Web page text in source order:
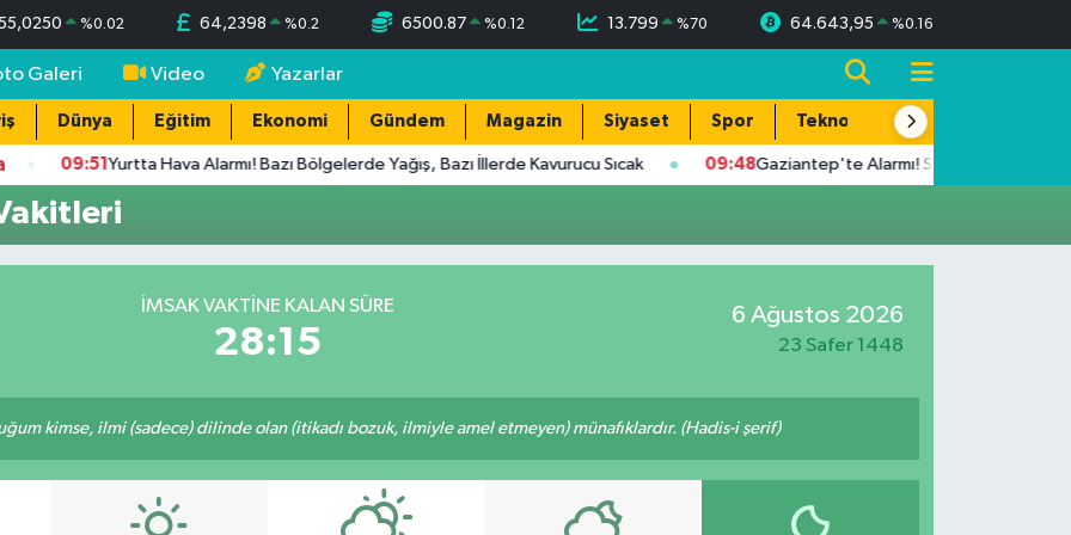
%0.02 64,2398 %0.2 6500.87 %0.12 13.799 %70 64.643,95 %0.16
Galeri Video Yazarlar
Dünya Eğitim Ekonomi Gündem Magazin Siyaset Spor Teknoloji
09:51Yurtta Hava Alarmı! Bazı Bölgelerde Yağış, Bazı İllerde Kavurucu Sıcak 09:48Gaziantep'te Alarmı! Sıcaklık 39 Dereceye
İMSAK VAKTINE KALAN SÜRE
28:15
6 Ağustos 2026
23 Safer 1448
kimse, ilmi (sadece) dilinde olan (itikadı bozuk, ilmiyle amel etmeyen) münafıklardır. (Hadis-i şerif)